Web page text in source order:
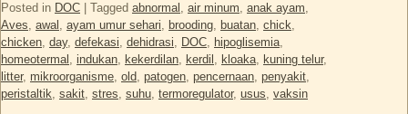
Posted in DOC Tagged abnormal , air minum, anak ayam,
Aves, awal , ayam umur sehari, brooding, buatan, chick,
chicken, day, defekasi, dehidrasi, DOC, hipoglisemia,
homeotermal , indukan, kekerdilan, kerdil , kloaka, kuning telur,
litter, mikroorganisme, old, patogen, pencernaan, penyakit,
peristaltik, sakit, stres, suhu, termoregulator, usus, vaksin